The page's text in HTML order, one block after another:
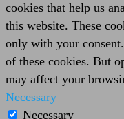
cookies that help us
this website. These
only with your
of these cookies. But
may affect your
Necessary
Necessary